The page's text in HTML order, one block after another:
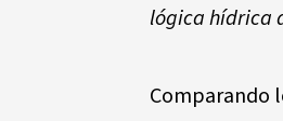
lógica hídrica
Comparando